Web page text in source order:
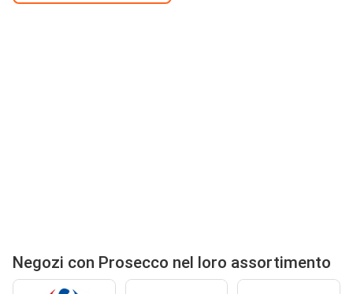
Negozi con Prosecco nel loro assortimento